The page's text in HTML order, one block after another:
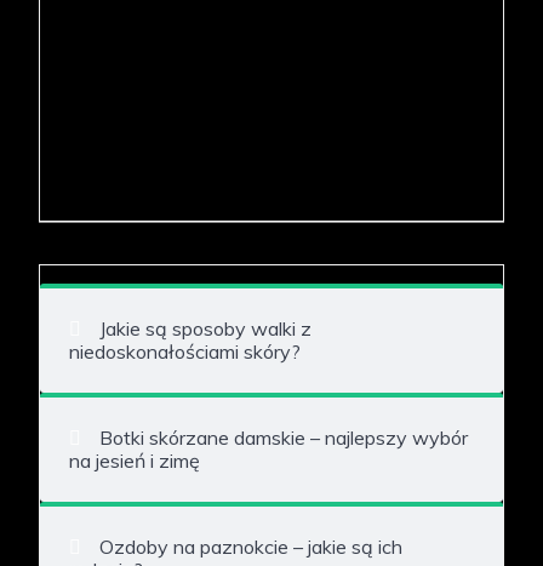
Jakie są sposoby walki z
niedoskonałościami skóry?
Botki skórzane damskie – najlepszy wybór
na jesień i zimę
Ozdoby na paznokcie – jakie są ich